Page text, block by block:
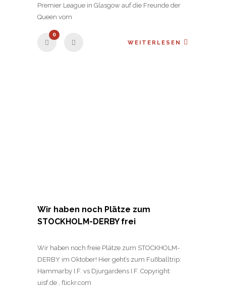
Premier League in Glasgow auf die Freunde der
Queen vom
0
WEITERLESEN
Wir haben noch Plätze zum
STOCKHOLM-DERBY frei
Wir haben noch freie Plätze zum STOCKHOLM-
DERBY im Oktober! Hier geht’s zum Fußballtrip:
Hammarby I.F. vs Djurgardens I.F. Copyright:
uisf.de , flickr.com